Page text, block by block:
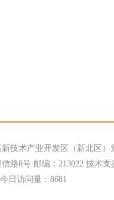
技术产业开发区（新北区）
路8号 邮编：213022 技术支
日访问量： 8681